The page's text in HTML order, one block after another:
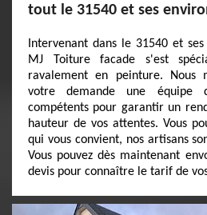
tout le 31540 et ses
Intervenant dans le 31540 et
MJ Toiture facade s'est
ravalement en peinture. Nous
votre demande une équipe
compétents pour garantir un
hauteur de vos attentes. Vous
qui vous convient, nos artisans
Vous pouvez dès maintenant
devis pour connaître le tarif de